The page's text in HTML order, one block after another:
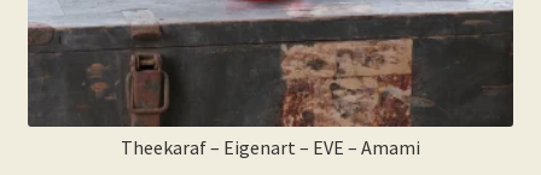
Theekaraf – Eigenart – EVE – Amami